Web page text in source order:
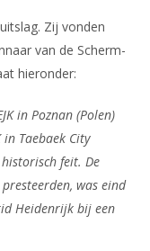
Zij vonden
van de Scherm-
hieronder:
in Poznan (Polen)
Taebaek City
feit. De
was eind
Heidenrijk bij een